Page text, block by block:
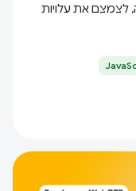
לצמצם את עלויות